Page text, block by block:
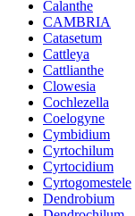
Calanthe
CAMBRIA
Catasetum
Cattleya
Cattlianthe
Clowesia
Cochlezella
Coelogyne
Cymbidium
Cyrtochilum
Cyrtocidium
Cyrtogomestele
Dendrobium